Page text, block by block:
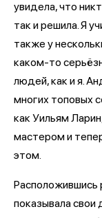
увидела, что
так и решила. Я
также у
каком-то
людей, как и я.
многих топовых
как Уильям
мастером и
этом.
показывала свои